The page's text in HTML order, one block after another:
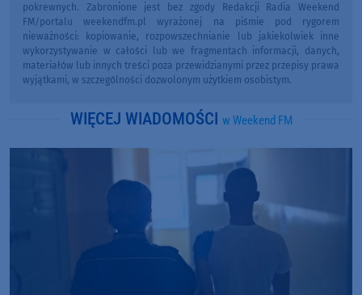
pokrewnych. Zabronione jest bez zgody Redakcji Radia Weekend
FM/portalu weekendfm.pl wyrażonej na piśmie pod rygorem
nieważności: kopiowanie, rozpowszechnianie lub jakiekolwiek inne
wykorzystywanie w całości lub we fragmentach informacji, danych,
materiałów lub innych treści poza przewidzianymi przez przepisy prawa
wyjątkami, w szczególności dozwolonym użytkiem osobistym.
WIĘCEJ WIADOMOŚCI w Weekend FM